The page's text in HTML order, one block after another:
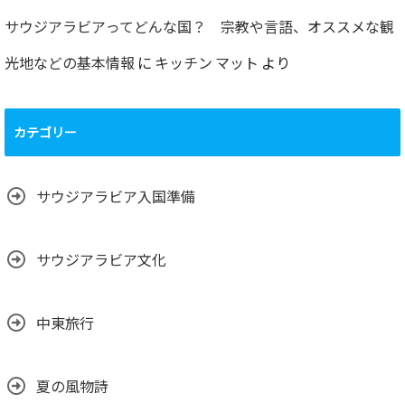
サウジアラビアってどんな国？ 宗教や言語、オススメな観
光地などの基本情報 に キッチン マット より
カテゴリー
サウジアラビア入国準備
サウジアラビア文化
中東旅行
夏の風物詩